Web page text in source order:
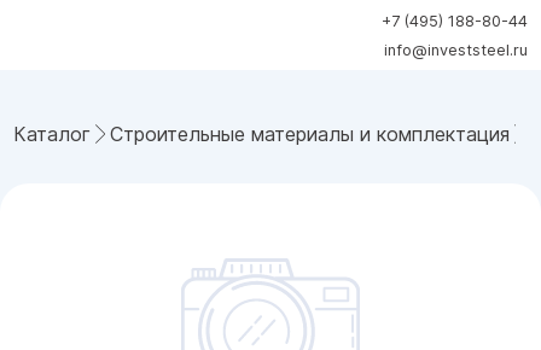
+7 (495) 188-80-44
info@investsteel.ru
Каталог Строительные материалы и комплектация